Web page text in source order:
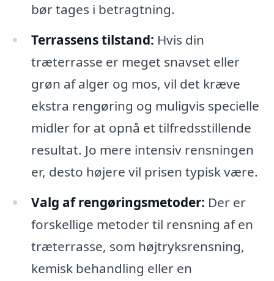
bør tages i betragtning.
Terrassens tilstand: Hvis din
træterrasse er meget snavset eller
grøn af alger og mos, vil det kræve
ekstra rengøring og muligvis specielle
midler for at opnå et tilfredsstillende
resultat. Jo mere intensiv rensningen
er, desto højere vil prisen typisk være.
Valg af rengøringsmetoder: Der er
forskellige metoder til rensning af en
træterrasse, som højtryksrensning,
kemisk behandling eller en